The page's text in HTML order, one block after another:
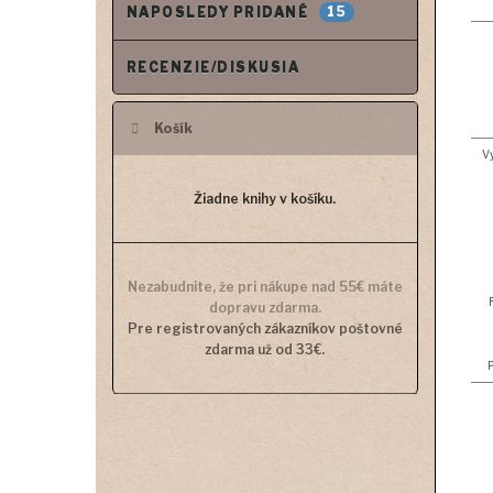
NAPOSLEDY PRIDANÉ 15
RECENZIE/DISKUSIA
Košík
Žiadne knihy v košíku.
Nezabudnite, že pri nákupe nad 55€ máte
dopravu zdarma.
Pre registrovaných zákazníkov poštovné
zdarma už od 33€.